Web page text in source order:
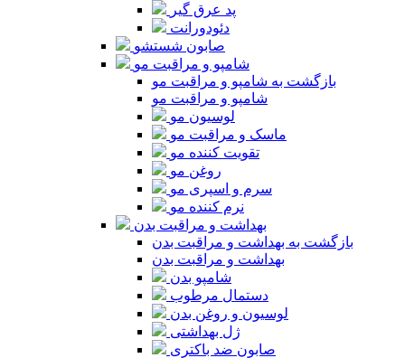
پد عرق گیر
دئودورانت
صابون شستشو
شامپو و مراقبت مو
بازگشت به شامپو و مراقبت مو
شامپو و مراقبت مو
لوسیون مو
ماسک و مراقبت مو
تقویت کننده مو
روغن مو
سرم و اسپری مو
نرم کننده مو
بهداشت و مراقبت بدن
بازگشت به بهداشت و مراقبت بدن
بهداشت و مراقبت بدن
شامپو بدن
دستمال مرطوب
لوسیون و روغن بدن
ژل بهداشتی
صابون ضد باکتری